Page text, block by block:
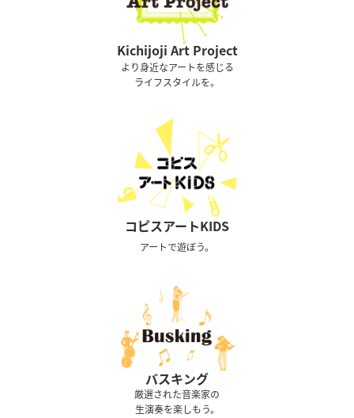
Kichijoji Art Project
より身近なアートを感じる
ライフスタイルを。
コピスアートKIDS
アートで遊ぼう。
バスキング
厳選された音楽家の
生演奏を楽しもう。